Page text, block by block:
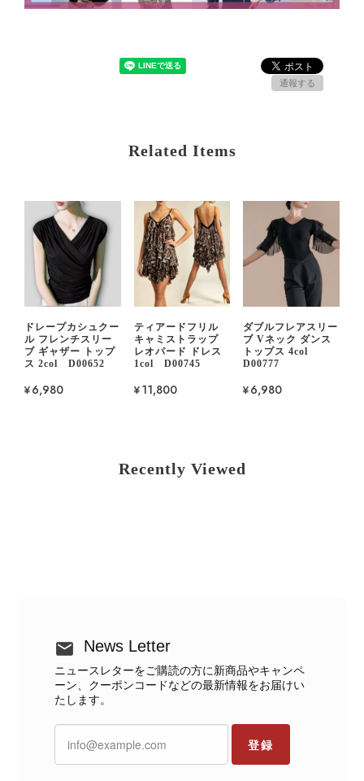
通報する
Related Items
ドレープカシュクー
ル フレンチスリー
ブ ギャザー トップ
ス 2col D00652
¥6,980
ティアードフリル
キャミストラップ
レオパード ドレス
1col D00745
¥11,800
ダブルフレアスリー
ブ Vネック ダンス
トップス 4col
D00777
¥6,980
Recently Viewed
News Letter
ニュースレターをご購読の方に新商品やキャンペ
ーン、クーポンコードなどの最新情報をお届けい
たします。
登録